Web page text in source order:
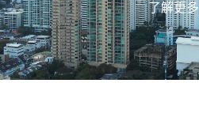
了解更多